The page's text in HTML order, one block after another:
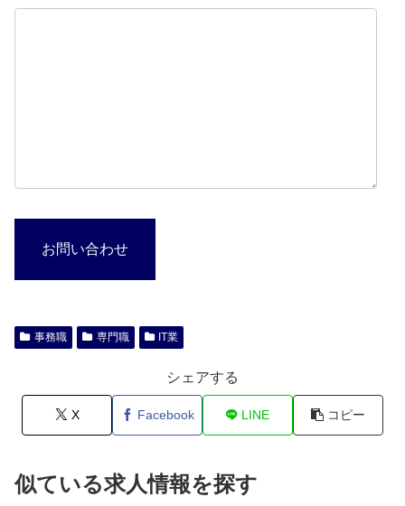
お問い合わせ
事務職 専門職 IT業
シェアする
X Facebook LINE コピー
似ている求人情報を探す